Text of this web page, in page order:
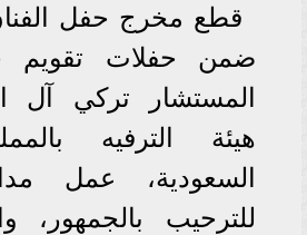
قطع مخرج حفل
ضمن حفلات تقويم
المستشار تركي آل
هيئة الترفيه
السعودية، عمل
للترحيب بالجمهور،